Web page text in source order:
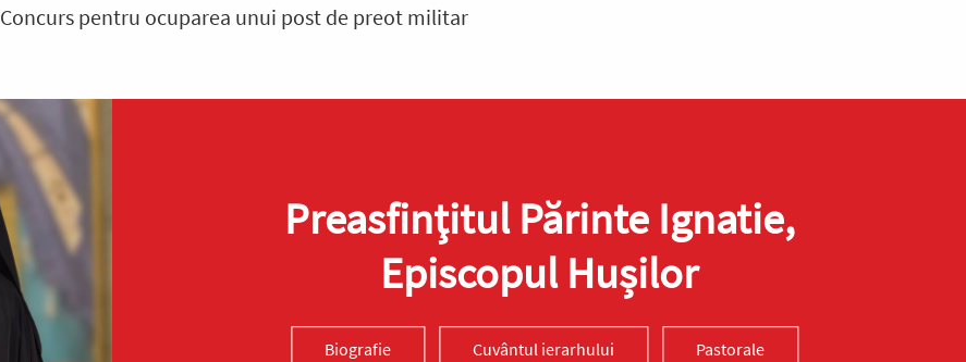
Concurs pentru ocuparea unui post de preot militar
Preasfinţitul Părinte Ignatie,
Episcopul Hușilor
Biografie Cuvântul ierarhului Pastorale